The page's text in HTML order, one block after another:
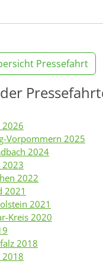
Pressefahrt
2026
Vorpommern 2025
2024
2023
2022
2021
2021
Kreis 2020
2018
2018